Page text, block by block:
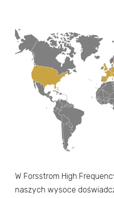
W Forsstrom High
naszych wysoce